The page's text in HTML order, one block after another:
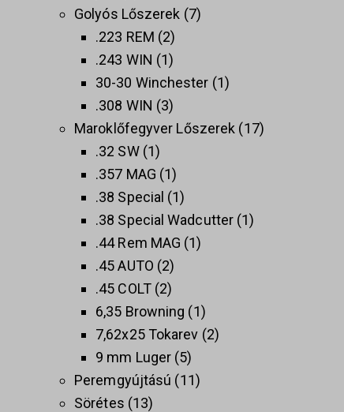
Golyós Lőszerek 7
.223 REM 2
.243 WIN
1
30-30 Winchester 1
.308 WIN
3
Maroklőfegyver Lőszerek
17
.32 SW 1
.357 MAG 1
.38 Special
1
.38 Special Wadcutter 1
.44 Rem MAG 1
.45 AUTO 2
.45 COLT 2
6,35 Browning
1
7,62x25 Tokarev 2
9 mm Luger 5
Peremgyújtású
11
Sörétes 13